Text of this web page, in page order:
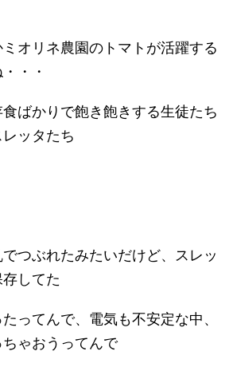
オリネ農園のトマトが活躍する
・・
ばかりで飽き飽きする生徒たち
ッタたち
つぶれたみたいだけど、スレッ
してた
ってんで、電気も不安定な中、
ゃおうってんで